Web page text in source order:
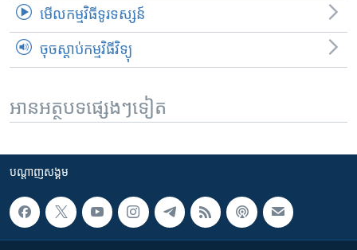
មើល​កម្មវិធី​ទូរទស្សន៍
ចុចស្តាប់កម្មវិធីវិទ្យុ
អានអត្ថបទផ្សេងៗទៀត
បណ្តាញ​សង្គម